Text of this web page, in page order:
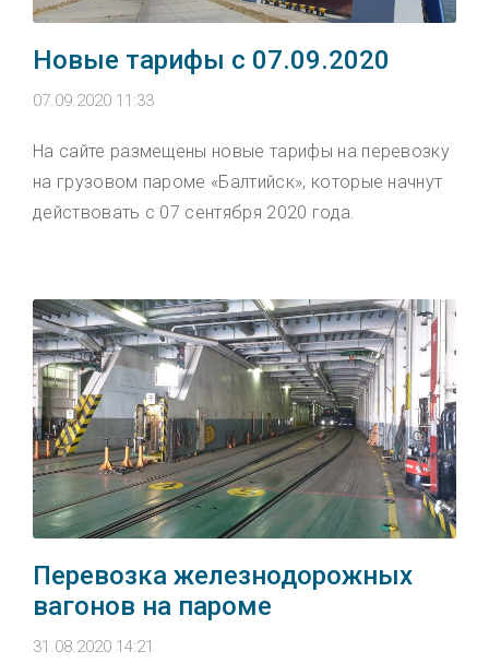
Новые тарифы с 07.09.2020
07.09.2020 11:33
На сайте размещены новые тарифы на перевозку
на грузовом пароме «Балтийск», которые начнут
действовать с 07 сентября 2020 года.
Перевозка железнодорожных
вагонов на пароме
31.08.2020 14:21